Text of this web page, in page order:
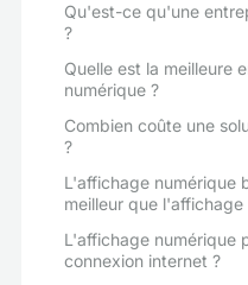
Qu'est-ce qu'une
?
Quelle est la meilleure
numérique ?
Combien coûte une
?
L'affichage numérique
meilleur que l'affichage
L'affichage numérique
connexion internet ?